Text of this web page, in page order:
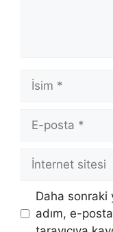
İsim
posta
İnternet
sitesi
Daha sonraki
adım, e-